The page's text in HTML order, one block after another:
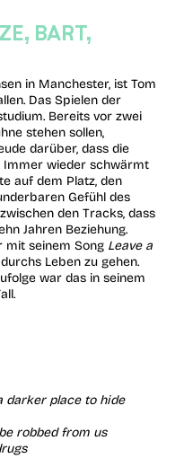
BART,
in Manchester, ist Tom
Das Spielen der
Bereits vor zwei
stehen sollen,
darüber, dass die
Immer wieder schwärmt
auf dem Platz, den
Gefühl des
den Tracks, dass
Jahren Beziehung.
mit seinem Song Leave a
Leben zu gehen.
war das in seinem
darker place to hide
robbed from us